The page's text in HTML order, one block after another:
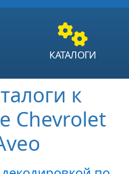
КАТАЛОГИ
к
Chevrolet